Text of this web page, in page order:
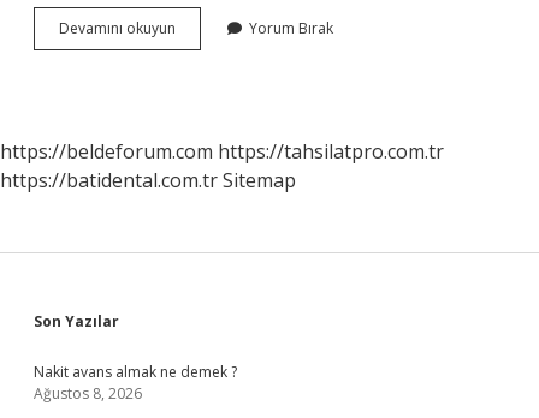
Devamını okuyun
Aylık
Geçer
Yorum Bırak
https://beldeforum.com https://tahsilatpro.com.tr
https://batidental.com.trSitemap
Sidebar
Son Yazılar
Nakit avans almak ne demek ?
Ağustos 8, 2026